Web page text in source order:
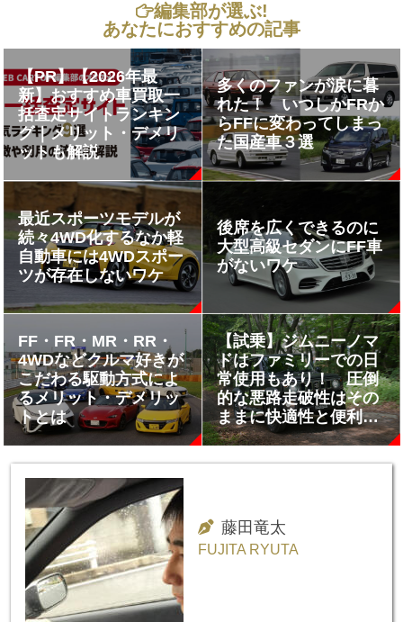
編集部が選ぶ!
あなたにおすすめの記事
【PR】【2026年最
新】おすすめ車買取一
括査定サイトランキン
グ｜メリット・デメリ
ットも解説
多くのファンが涙に暮
れた！ いつしかFRか
らFFに変わってしまっ
た国産車３選
最近スポーツモデルが
続々4WD化するなか軽
自動車には4WDスポー
ツが存在しないワケ
後席を広くできるのに
大型高級セダンにFF車
がないワケ
FF・FR・MR・RR・
4WDなどクルマ好きが
こだわる駆動方式によ
るメリット・デメリッ
トとは
【試乗】ジムニーノマ
ドはファミリーでの日
常使用もあり！ 圧倒
的な悪路走破性はその
ままに快適性と便利さ
マシマシだった
藤田竜太
FUJITA RYUTA